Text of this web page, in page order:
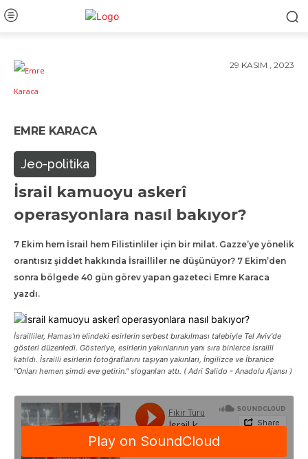
29 KASIM , 2023
EMRE KARACA
Jeo-politika
İsrail kamuoyu askerî
operasyonlara nasıl bakıyor?
7 Ekim hem İsrail hem Filistinliler için bir milat. Gazze’ye yönelik
orantısız şiddet hakkında İsrailliler ne düşünüyor? 7 Ekim’den
sonra bölgede 40 gün görev yapan gazeteci Emre Karaca
yazdı.
İsrailliler, Hamas'ın elindeki esirlerin serbest bırakılması talebiyle Tel Aviv'de
gösteri düzenledi. Gösteriye, esirlerin yakınlarının yanı sıra binlerce İsrailli
katıldı. İsrailli esirlerin fotoğraflarını taşıyan yakınları, İngilizce ve İbranice
"Onları hemen şimdi eve getirin." sloganları attı. ( Adri Salido - Anadolu Ajansı )